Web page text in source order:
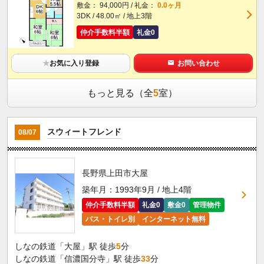
敷金： 94,000円 / 礼金： 0.0ヶ月
3DK / 48.00㎡ / 地上3階
仲介手数料半額
礼金0
★お気に入り登録 お問い合わせ
もっと見る（全5室）
08/07 スウィートフレンド
長野県上田市大屋
築年月：1993年9月 / 地上4階
仲介手数料半額 礼金0 敷金0
管理物件
バス・トイレ別
インターネット無料
しなの鉄道「大屋」駅 徒歩5分
しなの鉄道「信濃国分寺」駅 徒歩33分